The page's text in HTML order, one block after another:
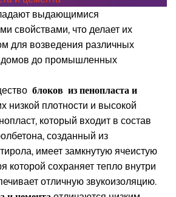
выдающимися
свойствами, что делает их
для возведения различных
домов до промышленных
блоков из пенопласта и
низкой плотности и высокой
который входит в состав
созданный из
имеет замкнутую ячеистую
которой сохраняет тепло внутри
отличную звукоизоляцию.